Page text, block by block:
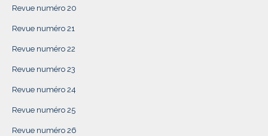
Revue numéro 20
Revue numéro 21
Revue numéro 22
Revue numéro 23
Revue numéro 24
Revue numéro 25
Revue numéro 26